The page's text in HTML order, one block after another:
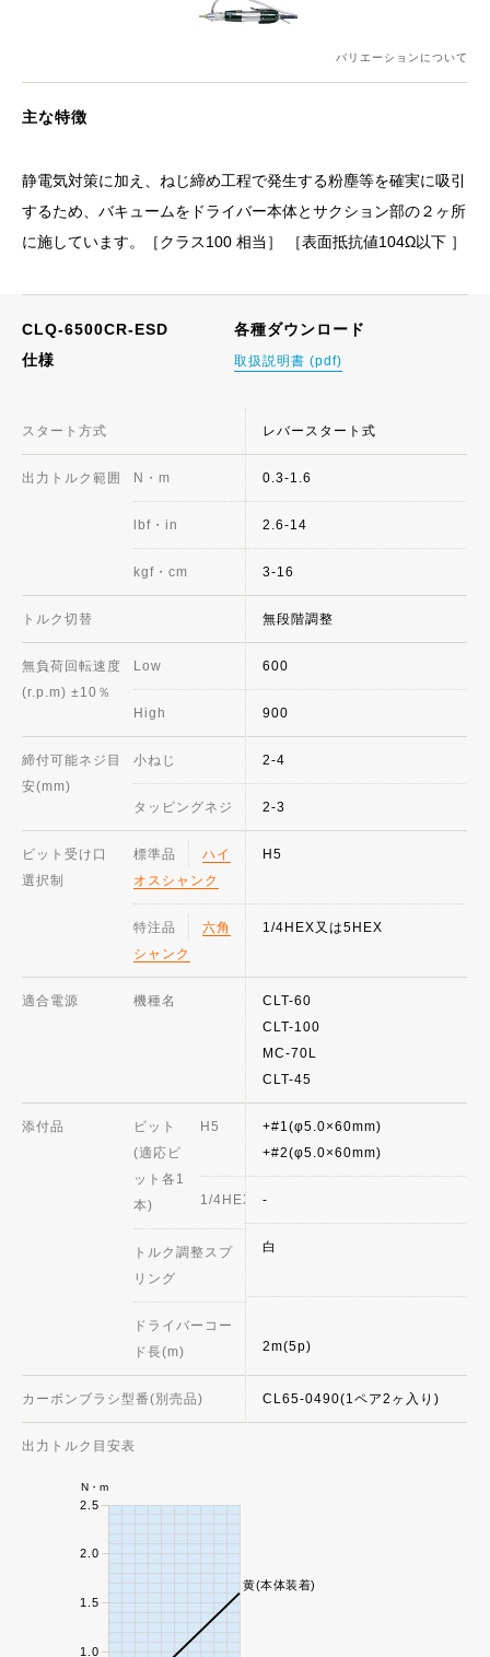
バリエーションについて
主な特徴
静電気対策に加え、ねじ締め工程で発生する粉塵等を確実に吸引
するため、バキュームをドライバー本体とサクション部の２ヶ所
に施しています。［クラス100 相当］ ［表面抵抗値104Ω以下 ］
CLQ-6500CR-ESD
仕様
各種ダウンロード
取扱説明書 (pdf)
スタート方式
出力トルク範囲 N・m
lbf・in
kgf・cm
トルク切替
無負荷回転速度
(r.p.m) ±10％
Low
High
締付可能ネジ目
安(mm)
小ねじ
タッピングネジ
ビット受け口
選択制
標準品
ハイ
オスシャンク
特注品
六角
シャンク
適合電源 機種名
添付品
ビット
(適応ビ
ット各1
本)
H5
1/4HEX
トルク調整スプ
リング
ドライバーコー
ド長(m)
カーボンブラシ型番(別売品)
出力トルク目安表
レバースタート式
0.3-1.6
2.6-14
3-16
無段階調整
600
900
2-4
2-3
H5
1/4HEX又は5HEX
CLT-60
CLT-100
MC-70L
CLT-45
+#1(φ5.0×60mm)
+#2(φ5.0×60mm)
-
白
2m(5p)
CL65-0490(1ペア2ヶ入り)
1.0
1.5
2.0
2.5
N・m
黄(本体装着)